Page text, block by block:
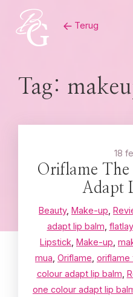
content
Terug
Tag:
18
Oriflame
Adapt
Beauty, Make-up
adapt lip balm flatlay,
Lipstick Make-up
mua Oriflame oriflame
colour adapt lip balm
one colour adapt lip